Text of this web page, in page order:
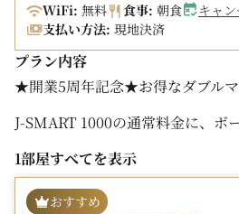
WiFi: 無料 食事: 朝食
キャ
支払い方法: 現地決済
プラン内容
★開業5周年記念★お得なダブル
J-SMART 1000の通常料金に、ボ
ルプランをご用意いたしました★
予約・宿泊期間：2026年3月5日(
1部屋すべてを表示
おすすめ